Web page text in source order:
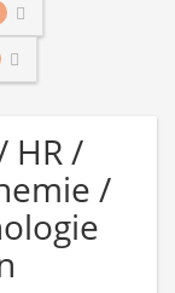
HR /
/